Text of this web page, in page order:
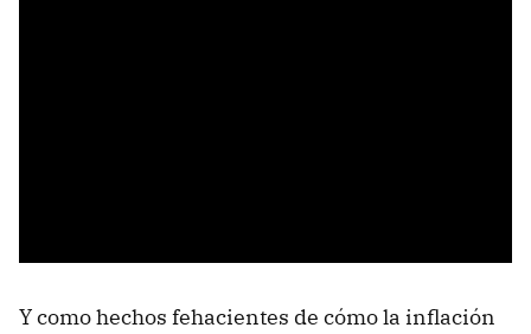
Y como hechos fehacientes de cómo la inflación